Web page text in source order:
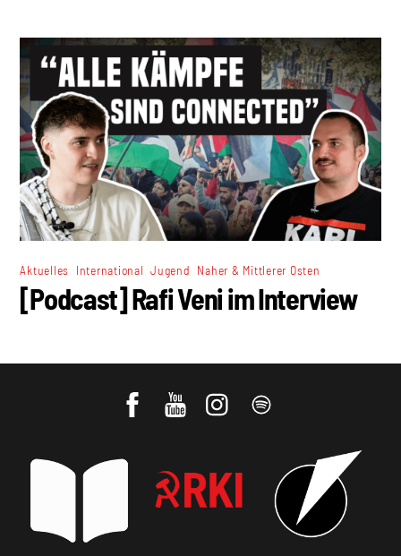
Aktuelles International ,Jugend Naher & Mittlerer Osten
[Podcast] Rafi Veni im Interview